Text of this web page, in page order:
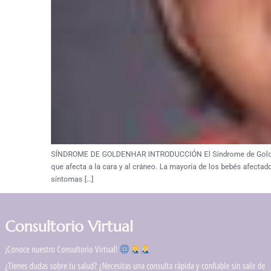
SÍNDROME DE GOLDENHAR INTRODUCCIÓN El Síndrome de
que afecta a la cara y al cráneo. La mayoría de los bebés
síntomas […]
Consultorio Virtual
¡Conoce nuestro Consultorio Virtual!
¿Tienes dudas sobre tu salud? ¿Necesitas una consulta rápida y confiable sin salir de